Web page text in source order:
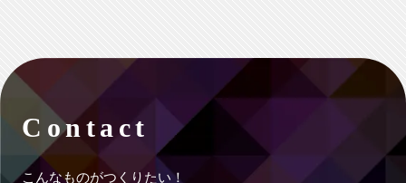
Contact
こんなものがつくりたい！